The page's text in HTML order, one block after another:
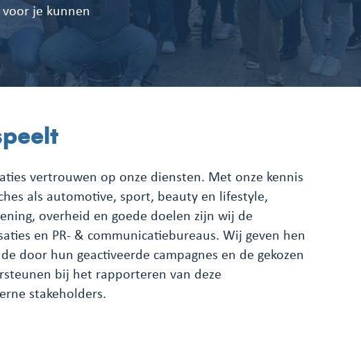
je kunnen
vertrouwen op onze diensten. Met onze kennis
als automotive, sport, beauty en lifestyle,
overheid en goede doelen zijn wij de
en PR- & communicatiebureaus. Wij geven hen
door hun geactiveerde campagnes en de gekozen
bij het rapporteren van deze
stakeholders.